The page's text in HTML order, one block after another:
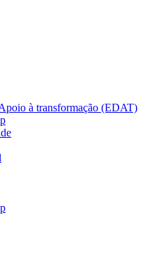
à transformação (EDAT)